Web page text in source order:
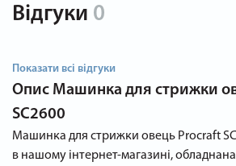
Відгуки 0
Показати всі відгуки
Опис Машинка для стрижки
SC2600
Машинка для стрижки овець Procraft
в нашому інтернет-магазині,